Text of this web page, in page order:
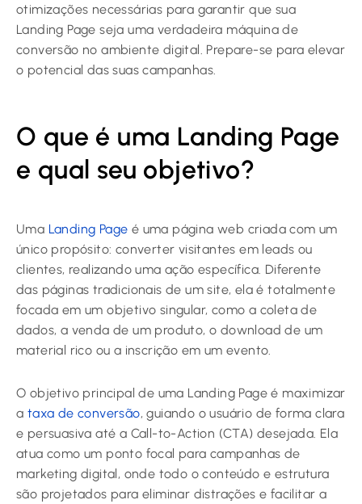
otimizações necessárias para garantir que sua
Landing Page seja uma verdadeira máquina de
conversão no ambiente digital. Prepare-se para elevar
o potencial das suas campanhas.
O que é uma Landing Page
e qual seu objetivo?
Uma Landing Page é uma página web criada com um
único propósito: converter visitantes em leads ou
clientes, realizando uma ação específica. Diferente
das páginas tradicionais de um site, ela é totalmente
focada em um objetivo singular, como a coleta de
dados, a venda de um produto, o download de um
material rico ou a inscrição em um evento.
O objetivo principal de uma Landing Page é maximizar
a taxa de conversão, guiando o usuário de forma clara
e persuasiva até a Call-to-Action (CTA) desejada. Ela
atua como um ponto focal para campanhas de
marketing digital, onde todo o conteúdo e estrutura
são projetados para eliminar distrações e facilitar a